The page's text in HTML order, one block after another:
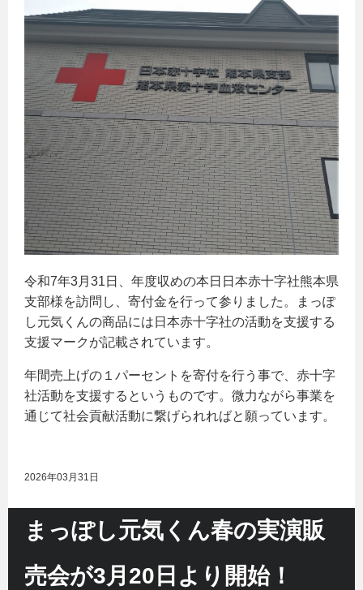
令和7年3月31日、年度収めの本日日本赤十字社熊本県
支部様を訪問し、寄付金を行って参りました。まっぽ
し元気くんの商品には日本赤十字社の活動を支援する
支援マークが記載されています。
年間売上げの１パーセントを寄付を行う事で、赤十字
社活動を支援するというものです。微力ながら事業を
通じて社会貢献活動に繋げられればと願っています。
2026年03月31日
まっぽし元気くん春の実演販
売会が3月20日より開始！